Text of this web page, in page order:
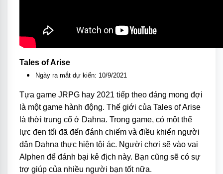
Tales of Arise
Ngày ra mắt dự kiến: 10/9/2021
Tựa game JRPG hay 2021 tiếp theo đáng mong đợi
là một game hành động. Thế giới của Tales of Arise
là thời trung cổ ở Dahna. Trong game, có một thế
lực đen tối đã đến đánh chiếm và điều khiển người
dân Dahna thực hiện tội ác. Người chơi sẽ vào vai
Alphen để đánh bại kẻ địch này. Bạn cũng sẽ có sự
trợ giúp của nhiều người bạn tốt nữa.